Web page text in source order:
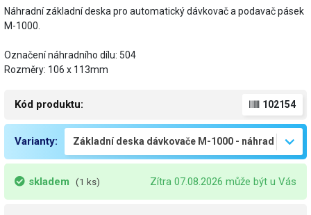
Náhradní základní deska pro automatický dávkovač a podavač pásek
M-1000.
Označení náhradního dílu: 504
Rozměry: 106 x 113mm
Kód produktu: 102154
Varianty:
skladem (1 ks) Zítra 07.08.2026 může být u Vás